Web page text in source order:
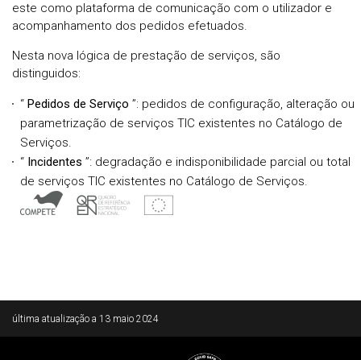
este como plataforma de comunicação com o utilizador e
acompanhamento dos pedidos efetuados.
Nesta nova lógica de prestação de serviços, são
distinguidos:
“ Pedidos de Serviço ”: pedidos de configuração, alteração ou
parametrização de serviços TIC existentes no Catálogo de
Serviços.
“ Incidentes ”: degradação e indisponibilidade parcial ou total
de serviços TIC existentes no Catálogo de Serviços.
última atualização a 13 maio 2024